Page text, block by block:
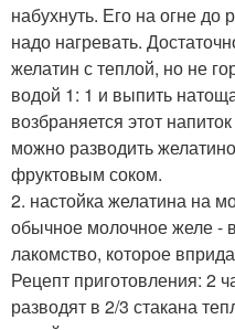
набухнуть. Его на огне до
надо нагревать.
желатин с теплой, но не
водой 1: 1 и выпить
возбраняется этот
можно разводить
фруктовым соком.
2. настойка желатина на
обычное молочное желе -
лакомство, которое
Рецепт приготовления: 2
разводят в 2/3 стакана